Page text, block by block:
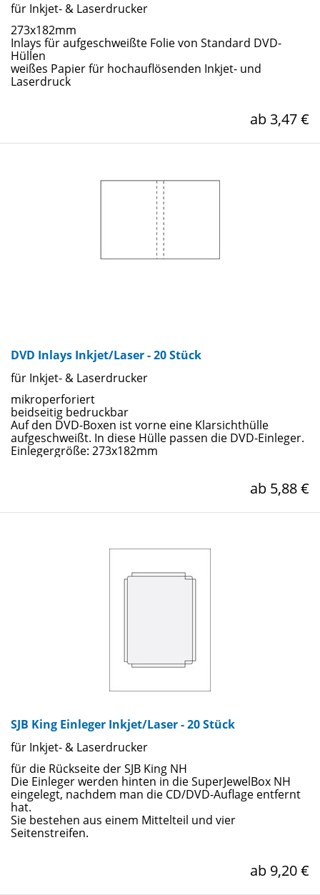
für Inkjet- & Laserdrucker
273x182mm
Inlays für aufgeschweißte Folie von Standard DVD-
Hüllen
weißes Papier für hochauflösenden Inkjet- und
Laserdruck
ab 3,47 €
DVD Inlays Inkjet/Laser - 20 Stück
für Inkjet- & Laserdrucker
mikroperforiert
beidseitig bedruckbar
Auf den DVD-Boxen ist vorne eine Klarsichthülle
aufgeschweißt. In diese Hülle passen die DVD-Einleger.
Einlegergröße: 273x182mm
ab 5,88 €
SJB King Einleger Inkjet/Laser - 20 Stück
für Inkjet- & Laserdrucker
für die Rückseite der SJB King NH
Die Einleger werden hinten in die SuperJewelBox NH
eingelegt, nachdem man die CD/DVD-Auflage entfernt
hat.
Sie bestehen aus einem Mittelteil und vier
Seitenstreifen.
ab 9,20 €